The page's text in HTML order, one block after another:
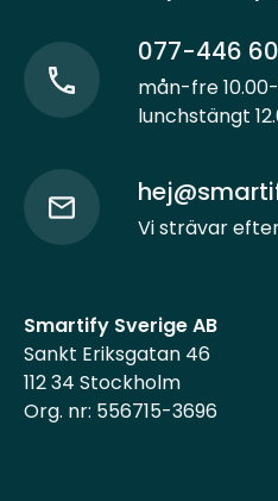
077-446
mån-fre
lunchstängt
Vi strävar
Smartify Sverige AB
Sankt Eriksgatan 46
112 34 Stockholm
Org. nr: 556715-3696